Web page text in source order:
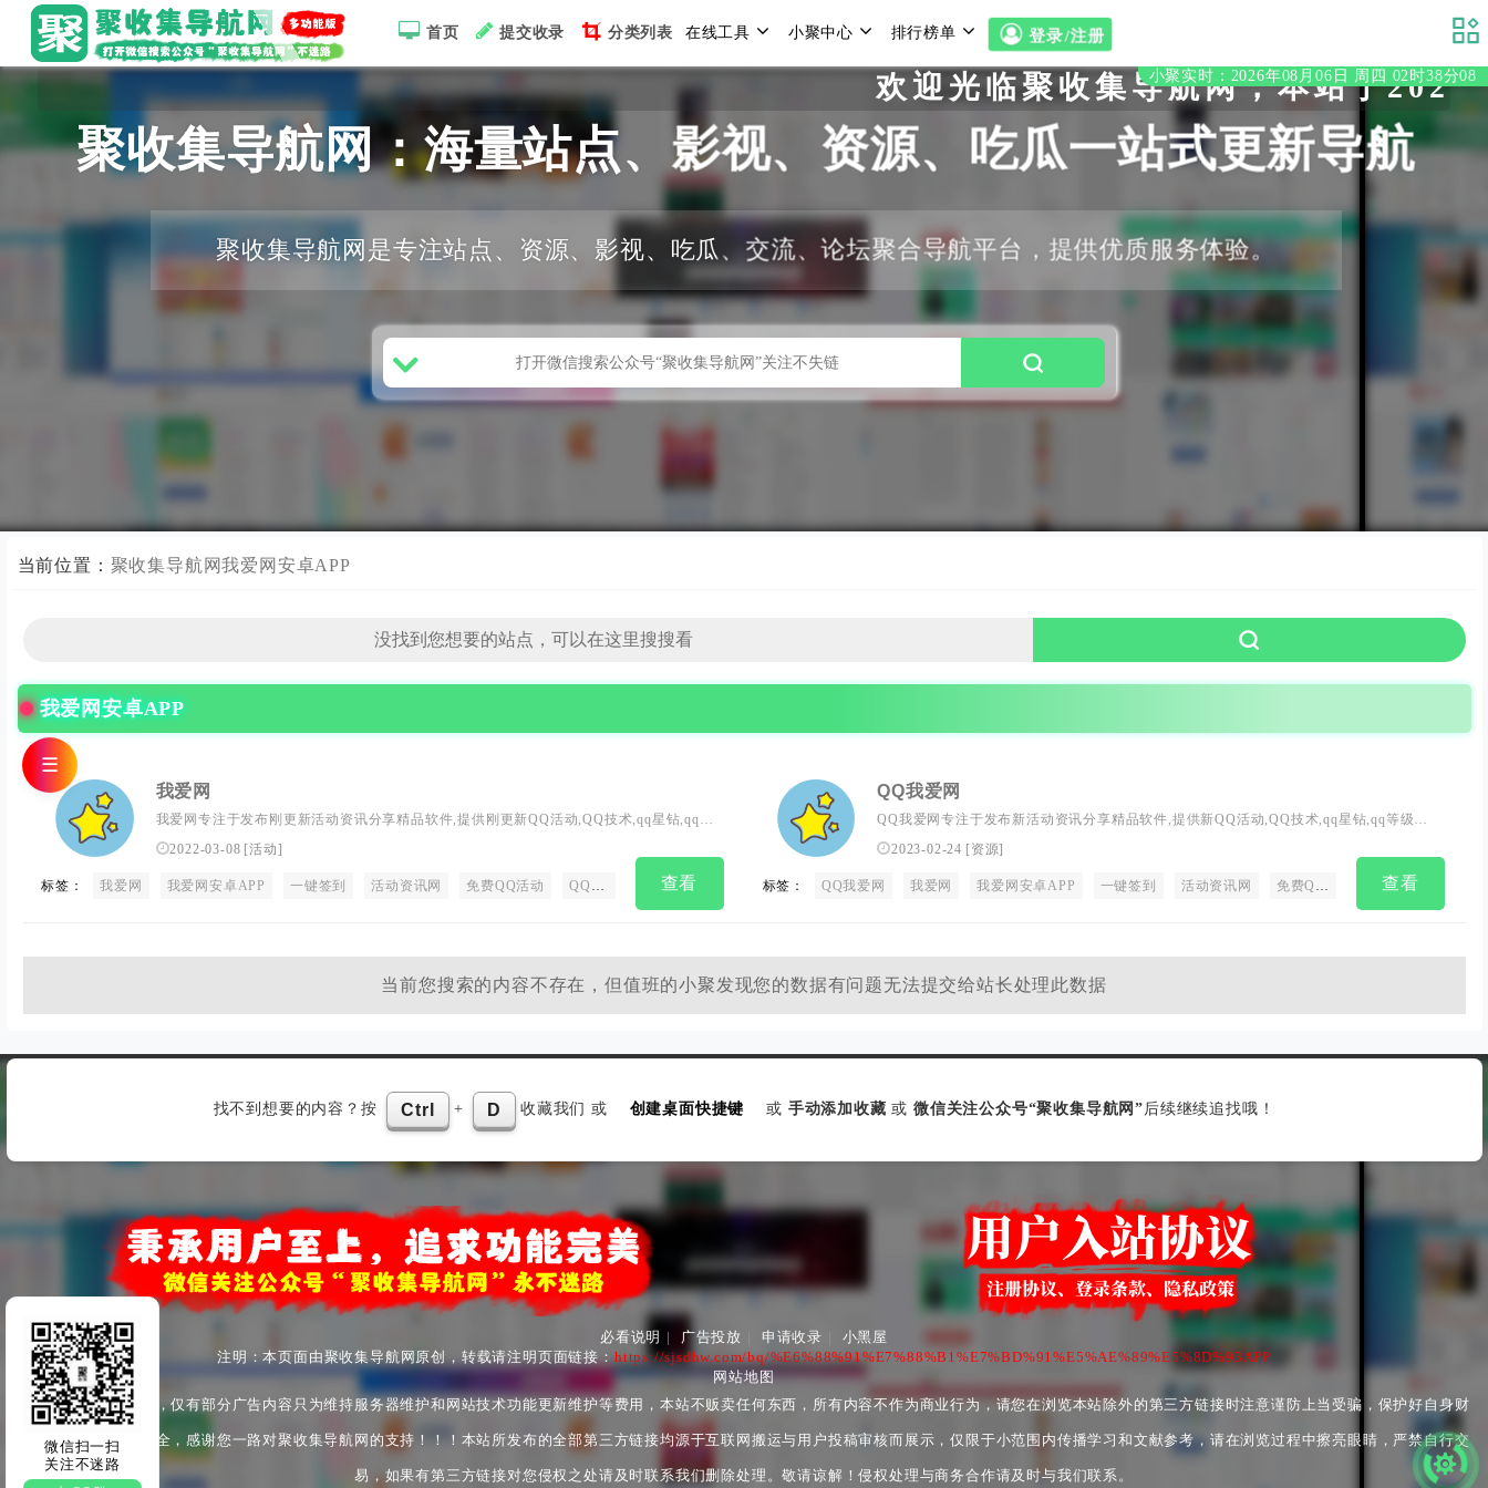
首页 提交收录 分类列表 在线工具 小聚中心 排行榜单 登录/注册
小聚实时：2026年08月06日 周四 02时38分09
欢迎光临聚收集导航网，本站于2020年
聚收集导航网：海量站点、影视、资源、吃瓜一站式更新导航
聚收集导航网是专注站点、资源、影视、吃瓜、交流、论坛聚合导航平台，提供优质服务体验。
当前位置： 聚收集导航网我爱网安卓APP
我爱网安卓APP
我爱网
我爱网专注于发布刚更新活动资讯分享精品软件,提供刚更新QQ活动,QQ技术,qq星钻,qq等
级加速器等。全力打造最全的QQ活动资讯网,开发最简单易用的QQ原创工具,让你在最短时
2022-03-08 [活动]
标签： 我爱网 我爱网安卓APP 一键签到 活动资讯网 免费QQ活动 QQ技术 QQ技巧 QQ头像 QQ软件 QQ活动 爱Q 爱Q生活网 我爱网QQ飞车 我爱网穿越火线 游戏礼包
查看
QQ我爱网
QQ我爱网专注于发布新活动资讯分享精品软件,提供新QQ活动,QQ技术,qq星钻,qq等级加
速器等。全力打造全的QQ活动资讯网,开发简单易用的QQ原创工具,让你在短时间上手成为
2023-02-24 [资源]
标签： QQ我爱网 我爱网 我爱网安卓APP 一键签到 活动资讯网 免费QQ活动 QQ技术
查看
当前您搜索的内容不存在，但值班的小聚发现您的数据有问题无法提交给站长处理此数据
微信扫一扫
关注不迷路
☰
找不到想要的内容？按 Ctrl + D 收藏我们 或 创建桌面快捷键 或 手动添加收藏 或 微信关注公众号“聚收集导航网” 后续继续追找哦！
必看说明 | 广告投放 申请收录
小黑屋
注明：本页面由聚收集导航网原创，转载请注明页面链接： https://sjsdhw.com/bq/%E6%88%91%E7%88%B1%E7%BD%91%E5%AE%89%E5%8D%93APP
网站地图
本站为非盈利性站点，仅有部分广告内容只为维持服务器维护和网站技术功能更新维护等费用，本站不贩卖任何东西，所有内容不作为商业行为，请您在浏览本站除外的第三方链接时注意谨防上当受骗，保护好自身财
产安全与身心健康安全，感谢您一路对聚收集导航网的支持！！！本站所发布的全部第三方链接均源于互联网搬运与用户投稿审核而展示，仅限于小范围内传播学习和文献参考，请在浏览过程中擦亮眼睛，严禁自行交
易，如果有第三方链接对您侵权之处请及时联系我们删除处理。敬请谅解！侵权处理与商务合作请及时与我们联系。